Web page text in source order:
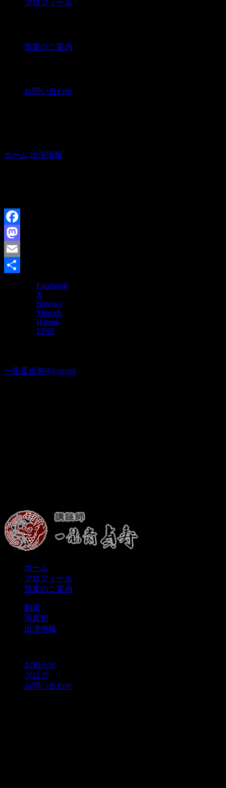
プロフィール
営業のご案内
お問い合わせ
ホーム 出演情報
Facebook
Mastodon
Email
Facebook
X
Bluesky
Threads
Hatena
LINE
一龍斎貞寿@jyujyu0
ホーム
プロフィール
営業のご案内
動画
写真館
出演情報
お知らせ
ブログ
お問い合わせ